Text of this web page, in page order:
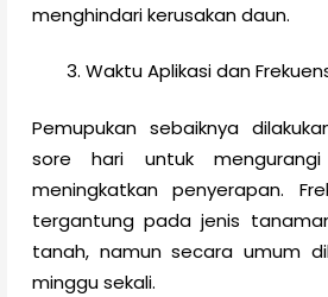
menghindari kerusakan daun.
Waktu Aplikasi dan
Pemupukan sebaiknya
sore hari untuk
meningkatkan penyerapan.
tergantung pada jenis
tanah, namun secara umum
minggu sekali.